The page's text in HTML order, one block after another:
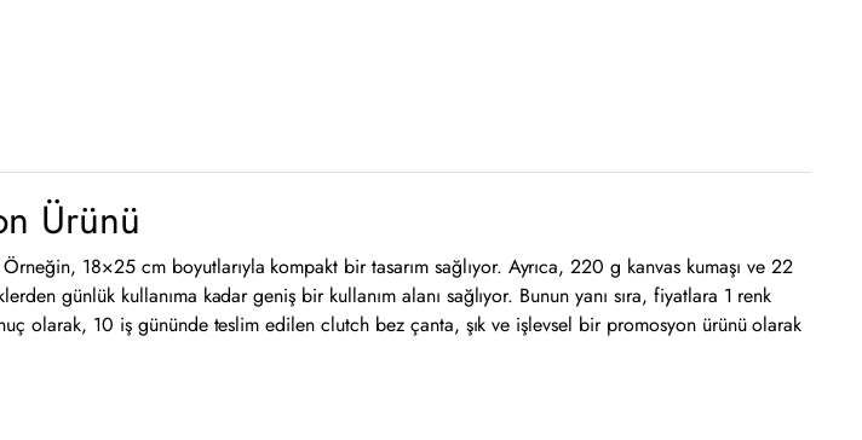
Ürünü
18×25 cm boyutlarıyla kompakt bir tasarım sağlıyor. Ayrıca, 220 g kanvas kumaşı ve 22
günlük kullanıma kadar geniş bir kullanım alanı sağlıyor. Bunun yanı sıra, fiyatlara 1 renk
olarak, 10 iş gününde teslim edilen clutch bez çanta, şık ve işlevsel bir promosyon ürünü olarak